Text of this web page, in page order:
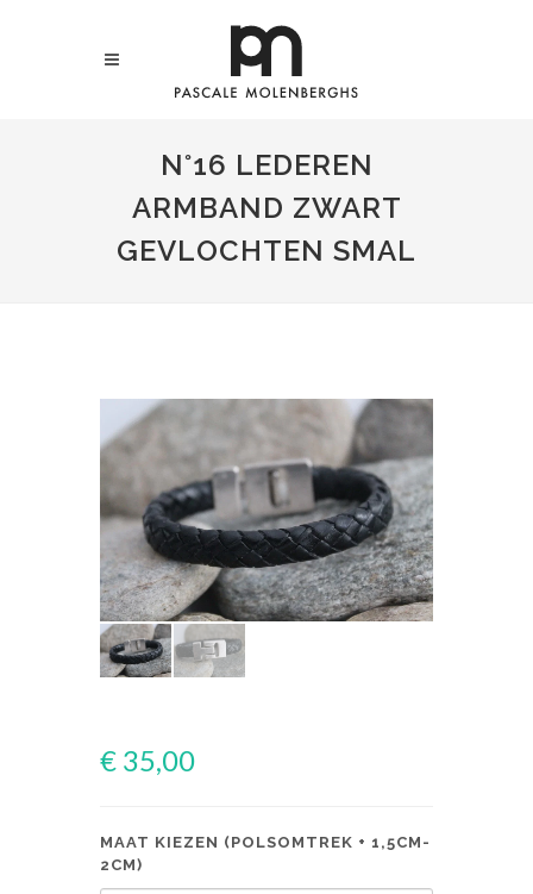
N°16 LEDEREN
ARMBAND ZWART
GEVLOCHTEN SMAL
€ 35,00
MAAT KIEZEN (POLSOMTREK + 1,5CM-
2CM)